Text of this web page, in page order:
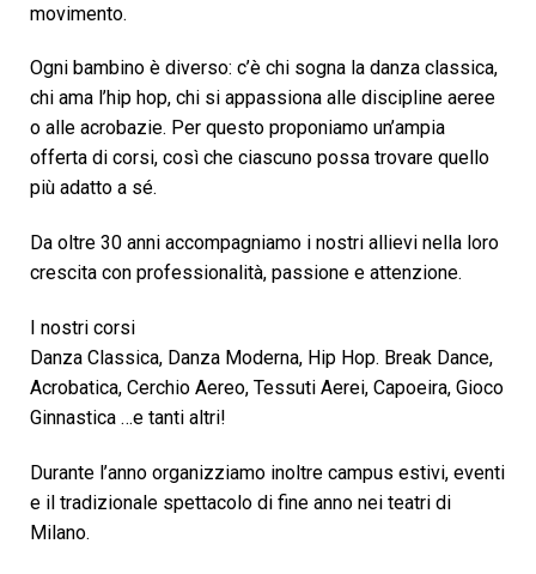
movimento.
Ogni bambino è diverso: c’è chi sogna la danza classica,
chi ama l’hip hop, chi si appassiona alle discipline aeree
o alle acrobazie. Per questo proponiamo un’ampia
offerta di corsi, così che ciascuno possa trovare quello
più adatto a sé.
Da oltre 30 anni accompagniamo i nostri allievi nella loro
crescita con professionalità, passione e attenzione.
I nostri corsi
Danza Classica, Danza Moderna, Hip Hop. Break Dance,
Acrobatica, Cerchio Aereo, Tessuti Aerei, Capoeira, Gioco
Ginnastica …e tanti altri!
Durante l’anno organizziamo inoltre campus estivi, eventi
e il tradizionale spettacolo di fine anno nei teatri di
Milano.